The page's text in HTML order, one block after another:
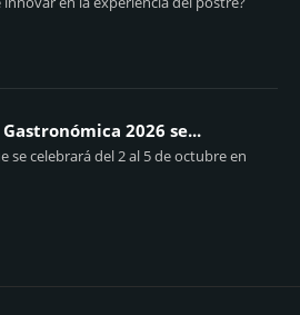
2026 se...
se celebrará del 2 al 5 de octubre en